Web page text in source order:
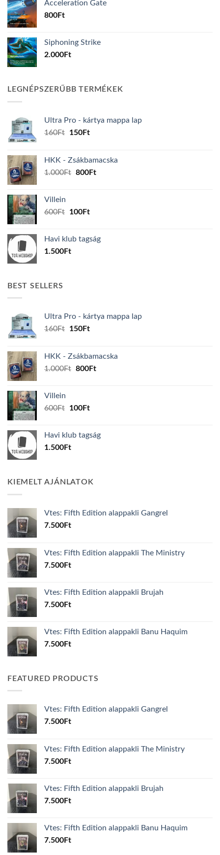
Acceleration Gate
800Ft
Siphoning Strike
2.000Ft
LEGNÉPSZERŰBB TERMÉKEK
Ultra Pro - kártya mappa lap
160Ft
Original
160Ft.
150FtCurrent
150Ft.
HKK - Zsákbamacska
1.000Ft Original
800FtCurrent
Villein
600Ft
Original
600Ft.
100FtCurrent
100Ft.
Havi klub tagság
1.500Ft
BEST SELLERS
Ultra Pro - kártya mappa lap
160Ft
Original
160Ft.
150FtCurrent
150Ft.
HKK - Zsákbamacska
1.000Ft Original
800FtCurrent
Villein
600Ft
Original
600Ft.
100FtCurrent
100Ft.
Havi klub tagság
1.500Ft
KIEMELT AJÁNLATOK
Vtes: Fifth Edition alappakli Gangrel
7.500Ft
Vtes: Fifth Edition alappakli The Ministry
7.500Ft
Vtes: Fifth Edition alappakli Brujah
7.500Ft
Vtes: Fifth Edition alappakli Banu Haquim
7.500Ft
FEATURED PRODUCTS
Vtes: Fifth Edition alappakli Gangrel
7.500Ft
Vtes: Fifth Edition alappakli The Ministry
7.500Ft
Vtes: Fifth Edition alappakli Brujah
7.500Ft
Vtes: Fifth Edition alappakli Banu Haquim
7.500Ft